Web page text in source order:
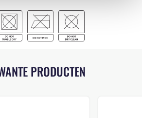
PRODUCTEN